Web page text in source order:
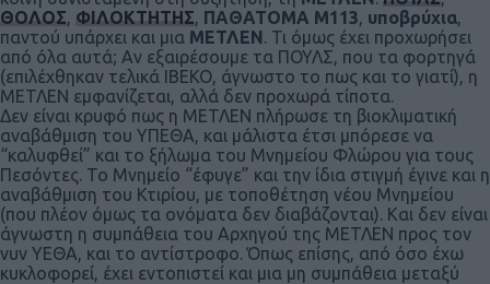
ΘΟΛΟΣ, ΦΙΛΟΚΤΗΤΗΣ, ΠΑΘΑΤΟΜΑ Μ113, υποβρύχια,
παντού υπάρχει και μια ΜΕΤΛΕΝ. Τι όμως έχει προχωρήσει
από όλα αυτά; Αν εξαιρέσουμε τα ΠΟΥΛΣ, που τα φορτηγά
(επιλέχθηκαν τελικά ΙΒΕΚΟ, άγνωστο το πως και το γιατί), η
ΜΕΤΛΕΝ εμφανίζεται, αλλά δεν προχωρά τίποτα.
Δεν είναι κρυφό πως η ΜΕΤΛΕΝ πλήρωσε τη βιοκλιματική
αναβάθμιση του ΥΠΕΘΑ, και μάλιστα έτσι μπόρεσε να
“καλυφθεί” και το ξήλωμα του Μνημείου Φλώρου για τους
Πεσόντες. Το Μνημείο “έφυγε” και την ίδια στιγμή έγινε και η
αναβάθμιση του Κτιρίου, με τοποθέτηση νέου Μνημείου
(που πλέον όμως τα ονόματα δεν διαβάζονται). Και δεν είναι
άγνωστη η συμπάθεια του Αρχηγού της ΜΕΤΛΕΝ προς τον
νυν ΥΕΘΑ, και το αντίστροφο. Όπως επίσης, από όσο έχω
κυκλοφορεί, έχει εντοπιστεί και μια μη συμπάθεια μεταξύ